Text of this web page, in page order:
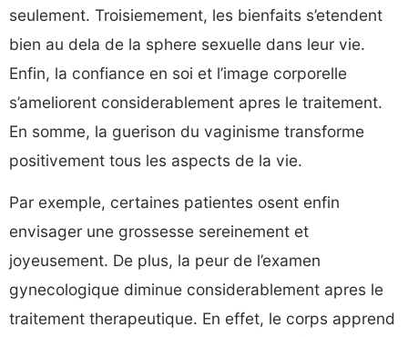
seulement. Troisiemement, les bienfaits s’etendent
bien au dela de la sphere sexuelle dans leur vie.
Enfin, la confiance en soi et l’image corporelle
s’ameliorent considerablement apres le traitement.
En somme, la guerison du vaginisme transforme
positivement tous les aspects de la vie.
Par exemple, certaines patientes osent enfin
envisager une grossesse sereinement et
joyeusement. De plus, la peur de l’examen
gynecologique diminue considerablement apres le
traitement therapeutique. En effet, le corps apprend